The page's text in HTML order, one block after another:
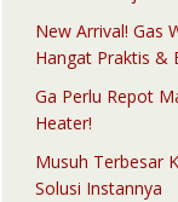
New Arrival! Gas
Hangat Praktis &
Ga Perlu Repot
Heater!
Musuh Terbesar
Solusi Instannya